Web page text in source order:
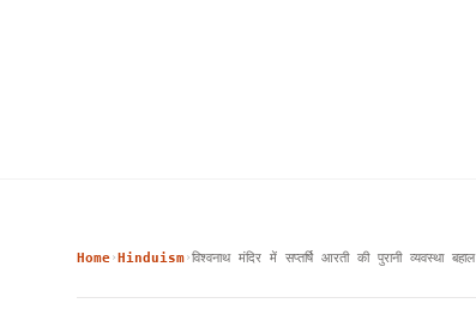
Home›Hinduism›विश्‍वनाथ मंदिर में सप्‍तर्षि आरती की पुरानी व्‍यवस्‍था बहाल